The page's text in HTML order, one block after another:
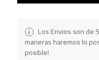
Los Envios son de
maneras haremos lo
posible!